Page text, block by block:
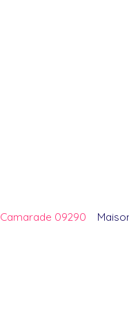
Camarade 09290